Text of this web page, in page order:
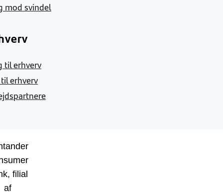
mod svindel
til erhverv
erhverv
filial
af